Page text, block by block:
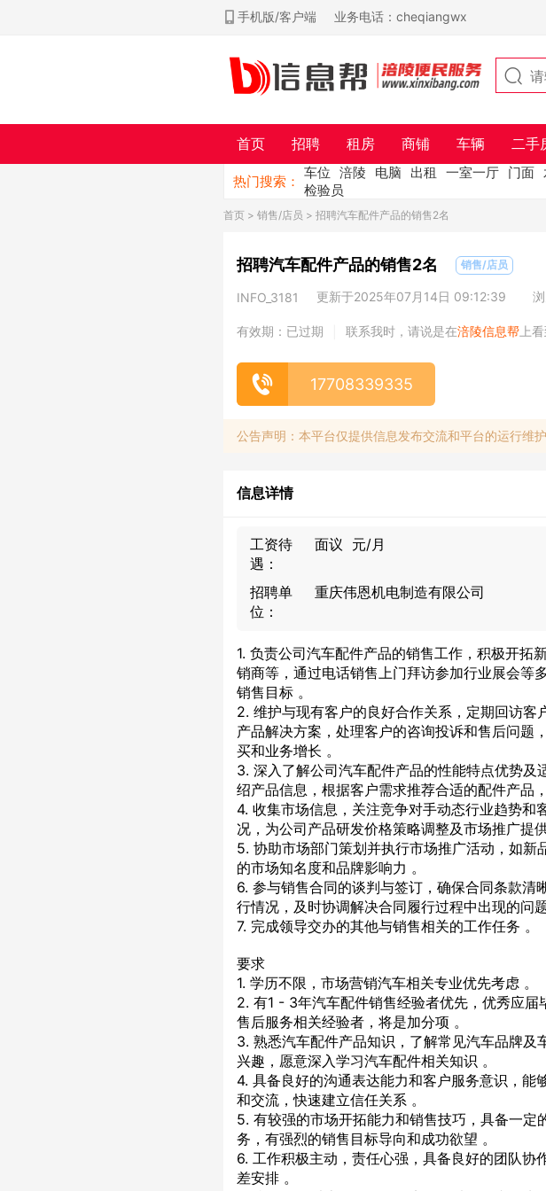
手机版/客户端 业务电话：cheqiangwx
首页 招聘 租房 商铺 车辆 二手
热门搜索：
车位 涪陵 电脑 出租 一室一厅 门面
检验员
首页 > 销售/店员 > 招聘汽车配件产品的销售2名
招聘汽车配件产品的销售2名 销售/店员
INFO_3181 更新于2025年07月14日 09:12:39
有效期：已过期 联系我时，请说是在涪陵信息帮 上
17708339335
公告声明：本平台仅提供信息发布交流和平台的运行维
信息详情
工资待
遇：
面议 元/月
招聘单
位：
重庆伟恩机电制造有限公司
1. 负责公司汽车配件产品的销售工作，积极开拓
销商等，通过电话销售上门拜访参加行业展会等
销售目标 。
2. 维护与现有客户的良好合作关系，定期回访客
产品解决方案，处理客户的咨询投诉和售后问题
买和业务增长 。
3. 深入了解公司汽车配件产品的性能特点优势及
绍产品信息，根据客户需求推荐合适的配件产品
4. 收集市场信息，关注竞争对手动态行业趋势和
况，为公司产品研发价格策略调整及市场推广提
5. 协助市场部门策划并执行市场推广活动，如新
的市场知名度和品牌影响力 。
6. 参与销售合同的谈判与签订，确保合同条款清
行情况，及时协调解决合同履行过程中出现的问题
7. 完成领导交办的其他与销售相关的工作任务 。
要求
1. 学历不限，市场营销汽车相关专业优先考虑 。
2. 有1 - 3年汽车配件销售经验者优先，优秀应
售后服务相关经验者，将是加分项 。
3. 熟悉汽车配件产品知识，了解常见汽车品牌及
兴趣，愿意深入学习汽车配件相关知识 。
4. 具备良好的沟通表达能力和客户服务意识，能
和交流，快速建立信任关系 。
5. 有较强的市场开拓能力和销售技巧，具备一定
务，有强烈的销售目标导向和成功欲望 。
6. 工作积极主动，责任心强，具备良好的团队协
差安排 。